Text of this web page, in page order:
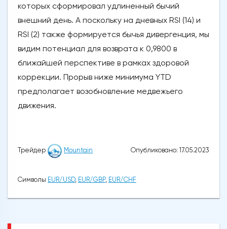
которых сформировал удлиненный бычий
внешний день. А поскольку на дневных RSI (14) и
RSI (2) также формируется бычья дивергенция, мы
видим потенциал для возврата к 0,9800 в
ближайшей перспективе в рамках здоровой
коррекции. Прорыв ниже минимума YTD
предполагает возобновление медвежьего
движения.
Трейдер Mountain Опубликовано: 17.05.2023
Символы EUR/USD, EUR/GBP, EUR/CHF